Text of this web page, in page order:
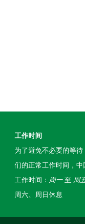
工作时间
为了避免不必要的等
们的正常工作时间，中
工作时间： 周一至 周
周六、周日休息